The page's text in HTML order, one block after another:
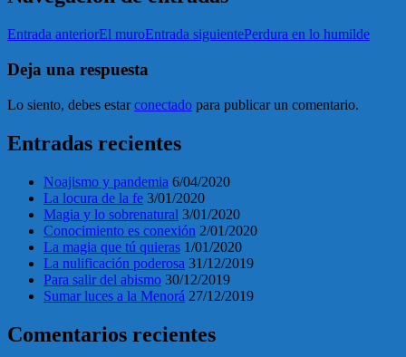
Entrada anteriorEl muroEntrada siguientePerdura en lo humilde
Deja una respuesta
Lo siento, debes estarconectado para publicar un comentario.
Entradas recientes
Noajismo y pandemia 6/04/2020
La locura de la fe 3/01/2020
Magia y lo sobrenatural 3/01/2020
Conocimiento es conexión 2/01/2020
La magia que tú quieras 1/01/2020
La nulificación poderosa 31/12/2019
Para salir del abismo 30/12/2019
Sumar luces a la Menorá 27/12/2019
Comentarios recientes